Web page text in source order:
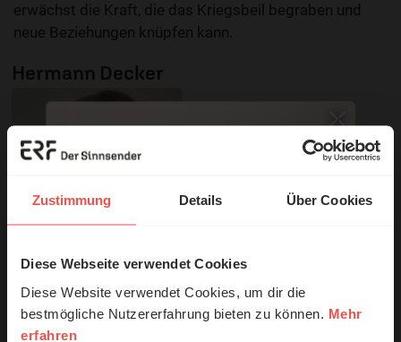
Zustimmung Details Über Cookies
Diese Webseite verwendet Cookies
Diese Website verwendet Cookies, um dir die
bestmögliche Nutzererfahrung bieten zu können. Mehr
erfahren
erwächst die Kraft, die das Kriegsbeil begraben und
neue Beziehungen knüpfen kann.
Hermann Decker
© Ruth Schneider / ERF